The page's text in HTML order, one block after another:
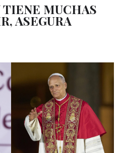
MUCHAS
ASEGURA